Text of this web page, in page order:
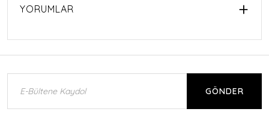
YORUMLAR
GÖNDER